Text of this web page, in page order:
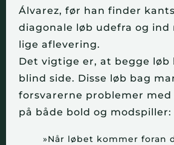
Álvarez, før han finder
diagonale løb udefra og ind
lige aflevering.
Det vigtige er, at begge løb
blind side. Disse løb bag
forsvarerne problemer med
på både bold og modspiller:
»Når løbet kommer foran